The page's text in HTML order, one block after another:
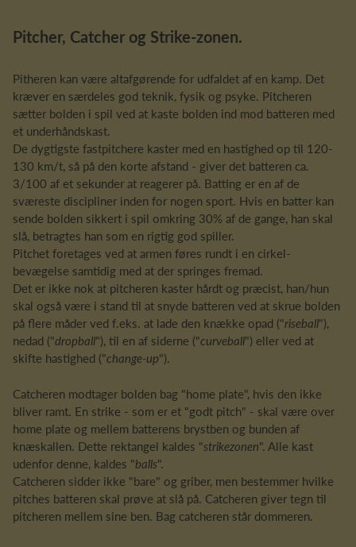
Pitcher, Catcher og Strike-zonen.
Pitheren kan være altafgørende for udfaldet af en kamp. Det
kræver en særdeles god teknik, fysik og psyke. Pitcheren
sætter bolden i spil ved at kaste bolden ind mod batteren med
et underhåndskast.
De dygtigste fastpitchere kaster med en hastighed op til 120-
130 km/t, så på den korte afstand - giver det batteren ca.
3/100 af et sekunder at reagerer på. Batting er en af de
sværeste discipliner inden for nogen sport. Hvis en batter kan
sende bolden sikkert i spil omkring 30% af de gange, han skal
slå, betragtes han som en rigtig god spiller.
Pitchet foretages ved at armen føres rundt i en cirkel-
bevægelse samtidig med at der springes fremad.
Det er ikke nok at pitcheren kaster hårdt og præcist, han/hun
skal også være i stand til at snyde batteren ved at skrue bolden
på flere måder ved f.eks. at lade den knække opad ("riseball"),
nedad ("dropball"), til en af siderne ("curveball") eller ved at
skifte hastighed ("change-up").
Catcheren modtager bolden bag "home plate", hvis den ikke
bliver ramt. En strike - som er et "godt pitch" - skal være over
home plate og mellem batterens brystben og bunden af
knæskallen. Dette rektangel kaldes "strikezonen". Alle kast
udenfor denne, kaldes "balls".
Catcheren sidder ikke "bare" og griber, men bestemmer hvilke
pitches batteren skal prøve at slå på. Catcheren giver tegn til
pitcheren mellem sine ben. Bag catcheren står dommeren.